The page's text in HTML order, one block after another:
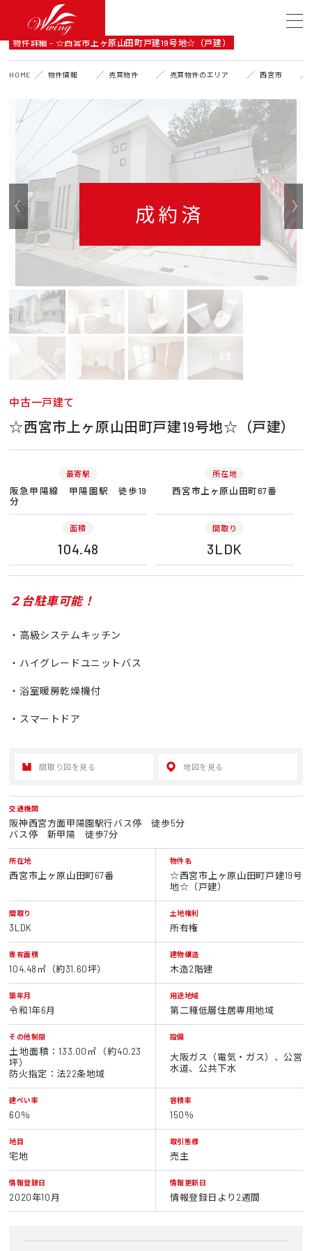
DETAIL
物件詳細 - ☆西宮市上ヶ原山田町戸建19号地☆（戸建）
HOME 物件情報 売買物件 売買物件のエリア 西宮市
成約済
中古一戸建て
☆西宮市上ヶ原山田町戸建19号地☆（戸建）
最寄駅
阪急甲陽線 甲陽園駅 徒歩19
分
所在地
西宮市上ヶ原山田町67番
面積
104.48
間取り
3LDK
２台駐車可能！
・高級システムキッチン
・ハイグレードユニットバス
・浴室暖房乾燥機付
・スマートドア
間取り図を見る 地図を見る
交通機関
阪神西宮方面甲陽園駅行バス停 徒歩5分
バス停 新甲陽 徒歩7分
所在地
西宮市上ヶ原山田町67番
物件名
☆西宮市上ヶ原山田町戸建19号
地☆（戸建）
間取り
3LDK
土地権利
所有権
専有面積
104.48㎡（約31.60坪）
建物構造
木造2階建
築年月
令和1年6月
用途地域
第二種低層住居専用地域
その他制限
土地面積：133.00㎡（約40.23
坪）
防火指定：法22条地域
設備
大阪ガス（電気・ガス）、公営
水道、公共下水
建ぺい率
60％
容積率
150％
地目
宅地
取引態様
売主
情報登録日
2020年10月
情報更新日
情報登録日より2週間